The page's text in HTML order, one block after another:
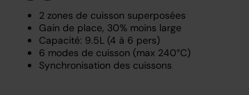
2 zones de cuisson superposées
Gain de place, 30% moins large
Capacité: 9.5L (4 à 6 pers)
6 modes de cuisson (max 240°C)
Synchronisation des cuissons